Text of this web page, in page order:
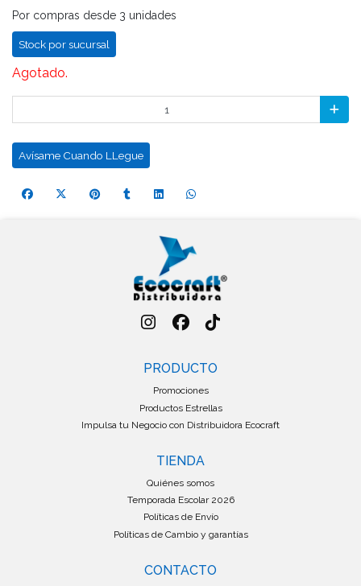
Por compras desde 3 unidades
Stock por sucursal
Agotado.
Avísame Cuando LLegue
PRODUCTO
Promociones
Productos Estrellas
Impulsa tu Negocio con Distribuidora Ecocraft
TIENDA
Quiénes somos
Temporada Escolar 2026
Políticas de Envío
Políticas de Cambio y garantías
CONTACTO